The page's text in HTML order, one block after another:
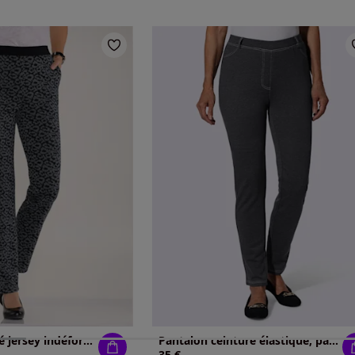
Pantalon qualité jersey indéformable
Pantalon ceinture élastique, passants